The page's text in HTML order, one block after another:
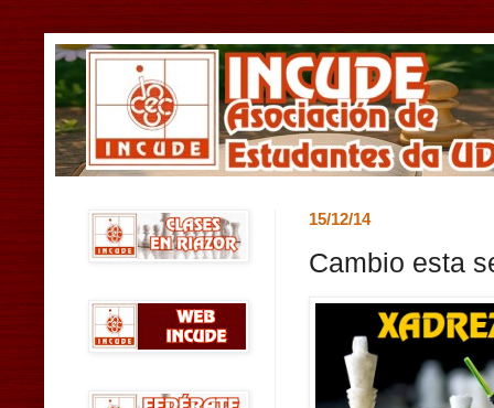
15/12/14
Cambio esta